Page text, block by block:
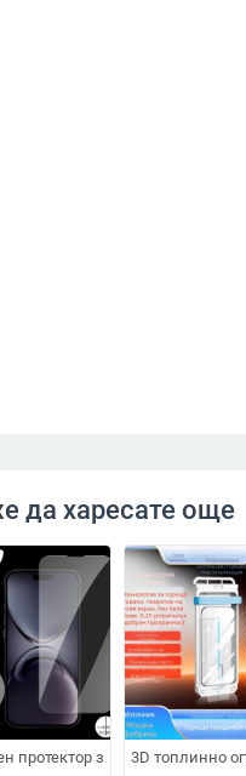
да харесате още
протектор за екран за iPhone
3D топлинно